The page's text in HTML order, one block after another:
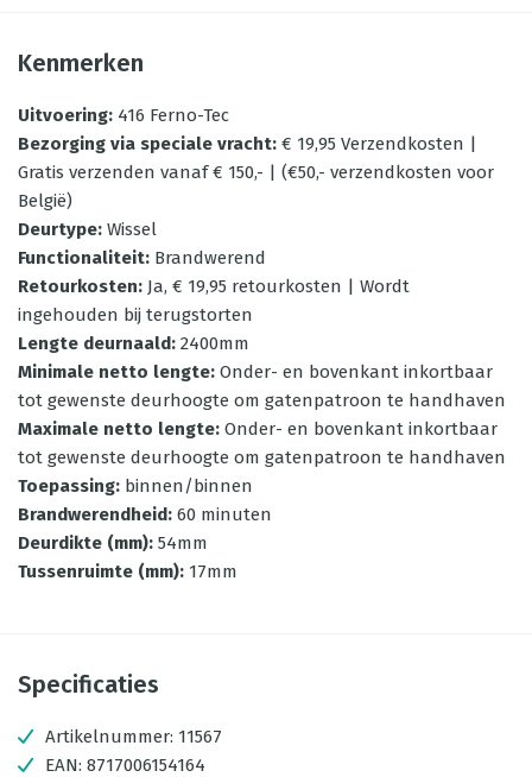
Kenmerken
Uitvoering: 416 Ferno-Tec
Bezorging via speciale vracht: € 19,95 Verzendkosten |
Gratis verzenden vanaf € 150,- | (€50,- verzendkosten voor
België)
Deurtype: Wissel
Functionaliteit: Brandwerend
Retourkosten: Ja, € 19,95 retourkosten | Wordt
ingehouden bij terugstorten
Lengte deurnaald: 2400mm
Minimale netto lengte: Onder- en bovenkant inkortbaar
tot gewenste deurhoogte om gatenpatroon te handhaven
Maximale netto lengte: Onder- en bovenkant inkortbaar
tot gewenste deurhoogte om gatenpatroon te handhaven
Toepassing: binnen/binnen
Brandwerendheid: 60 minuten
Deurdikte (mm): 54mm
Tussenruimte (mm): 17mm
Specificaties
Artikelnummer: 11567
EAN: 8717006154164